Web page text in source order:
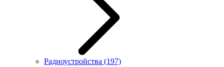
Радиоустройства (197)